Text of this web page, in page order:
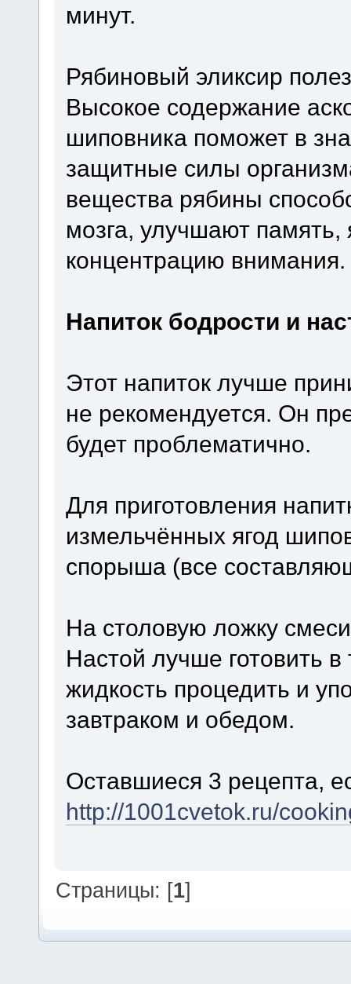
минут.
Рябиновый эликсир
Высокое содержание
шиповника поможет в
защитные силы
вещества рябины
мозга, улучшают память,
концентрацию внимания.
Напиток бодрости и
Этот напиток лучше
не рекомендуется. Он
будет проблематично.
Для приготовления
измельчённых ягод
спорыша (все
На столовую ложку
Настой лучше готовить
жидкость процедить и
завтраком и обедом.
Оставшиеся 3 рецепта,
http://1001cvetok.ru/
Страницы: [1]